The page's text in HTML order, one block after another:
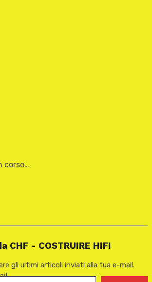
corso…
CHF - COSTRUIRE HIFI
gli ultimi articoli inviati alla tua e-mail.